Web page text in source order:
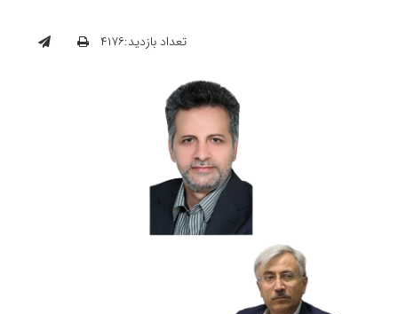
تعداد بازدید:۴۱۷۶